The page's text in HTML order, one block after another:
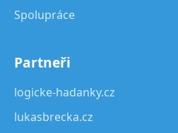
Spolupráce
Partneři
logicke-hadanky.cz
lukasbrecka.cz